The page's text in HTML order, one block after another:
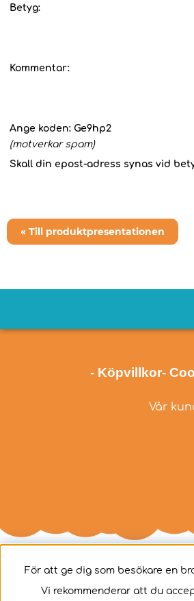
Betyg:
Kommentar:
Ange koden: Ge9hp2
(motverkar spam)
Skall din epost-adress synas vid
« Till produktpresentationen
- Köpvillkor-
Vår
För att ge dig som besökare en
Vi rekommenderar att du